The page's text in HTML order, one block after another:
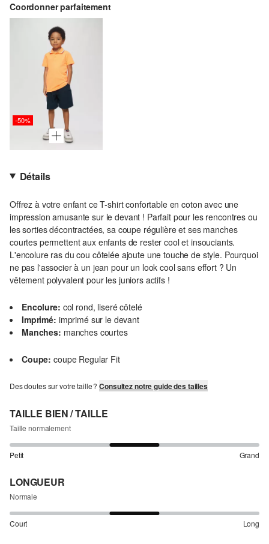
Coordonner parfaitement
-50%
Détails
Offrez à votre enfant ce T-shirt confortable en coton avec une
impression amusante sur le devant ! Parfait pour les rencontres ou
les sorties décontractées, sa coupe régulière et ses manches
courtes permettent aux enfants de rester cool et insouciants.
L'encolure ras du cou côtelée ajoute une touche de style. Pourquoi
ne pas l'associer à un jean pour un look cool sans effort ? Un
vêtement polyvalent pour les juniors actifs !
Encolure: col rond, liseré côtelé
Imprimé: imprimé sur le devant
Manches: manches courtes
Coupe: coupe Regular Fit
Des doutes sur votre taille ?Consultez notre guide des tailles
TAILLE BIEN / TAILLE
Taille normalement
Petit Grand
LONGUEUR
Normale
Court Long